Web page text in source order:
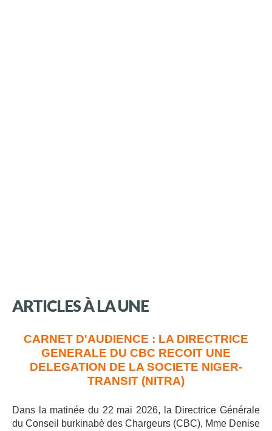
ARTICLESÀLAUNE
CARNET D'AUDIENCE : LA DIRECTRICE
GENERALE DU CBC RECOIT UNE
DELEGATION DE LA SOCIETE NIGER-
TRANSIT (NITRA)
Dans la matinée du 22 mai 2026, la Directrice Générale
du Conseil burkinabè des Chargeurs (CBC), Mme Denise